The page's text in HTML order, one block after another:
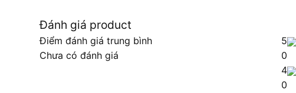
Đánh giá product
Điểm đánh giá trung bình
Chưa có đánh giá
5
0
4
0